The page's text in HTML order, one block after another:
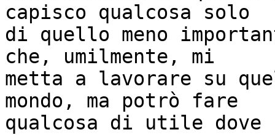
capisco qualcosa solo
di quello meno
che, umilmente, mi
metta a lavorare su
mondo, ma potrò fare
qualcosa di utile dove